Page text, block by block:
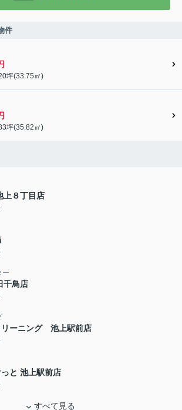
件
坪(33.75㎡)
坪(35.82㎡)
上８丁目店
ー
千鳥店
リーニング 池上駅前店
と 池上駅前店
すべて見る